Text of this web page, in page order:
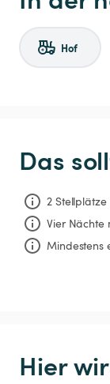
Hof
Das
2
Vier Nächte
Mindestens
Hier